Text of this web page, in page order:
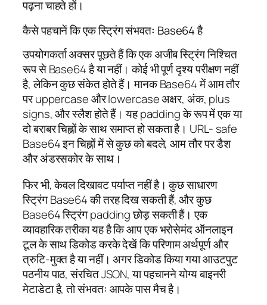
पढ़ना चाहते हों।
कैसे पहचानें कि एक स्ट्रिंग संभवतः Base64 है
उपयोगकर्ता अक्सर पूछते हैं कि एक अजीब स्ट्रिंग निश्चित
रूप से Base64 है या नहीं। कोई भी पूर्ण दृश्य परीक्षण नहीं
है, लेकिन कुछ संकेत होते हैं। मानक Base64 में आम तौर
पर uppercase और lowercase अक्षर, अंक, plus
signs, और स्लैश होते हैं। यह padding के रूप में एक या
दो बराबर चिह्नों के साथ समाप्त हो सकता है। URL- safe
Base64 इन चिह्नों में से कुछ को बदले, आम तौर पर डैश
और अंडरसकोर के साथ।
फिर भी, केवल दिखावट पर्याप्त नहीं है। कुछ साधारण
स्ट्रिंग Base64 की तरह दिख सकती हैं, और कुछ
Base64 स्ट्रिंग padding छोड़ सकती हैं। एक
व्यावहारिक तरीका यह है कि आप एक भरोसेमंद ऑनलाइन
टूल के साथ डिकोड करके देखें कि परिणाम अर्थपूर्ण और
त्रुटि-मुक्त है या नहीं। अगर डिकोड किया गया आउटपुट
पठनीय पाठ, संरचित JSON, या पहचानने योग्य बाइनरी
मेटाडेटा है, तो संभवतः आपके पास मैच है।